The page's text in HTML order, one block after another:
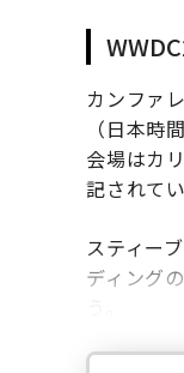
カンファ
（日本時
会場はカ
記されてい
スティー
ディング